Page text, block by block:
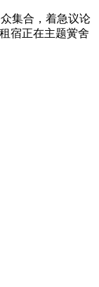
集合，着急议论
宿正在主题黉舍